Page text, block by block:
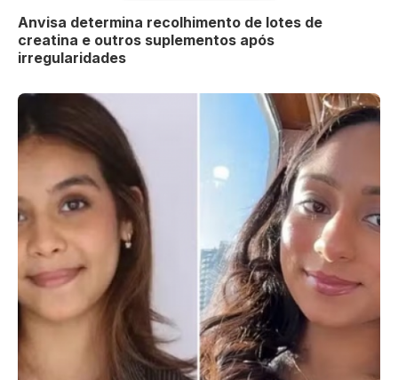
Anvisa determina recolhimento de lotes de
creatina e outros suplementos após
irregularidades